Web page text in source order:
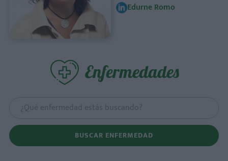
Edurne Romo
Enfermedades
BUSCAR ENFERMEDAD